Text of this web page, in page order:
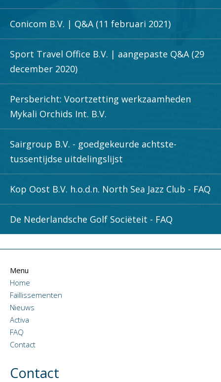
Conicom B.V. | Q&A (11 februari 2021)
Sport Travel Office B.V. | aangepaste Q&A (29
december 2020)
Persbericht: Voortzetting werkzaamheden
Mykali Orchids Int. B.V.
Sairgroup B.V. - goedgekeurde achtste-
tussentijdse uitdelingslijst
Kop Oost B.V. h.o.d.n. North Sea Jazz Club - FAQ
De Nederlandsche Golf Sociëteit - FAQ
Menu
Home
Faillissementen
Nieuws
Activa
FAQ
Contact
Contact